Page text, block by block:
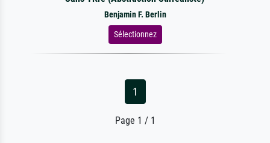
Benjamin F. Berlin
Sélectionnez
1
Page 1 / 1